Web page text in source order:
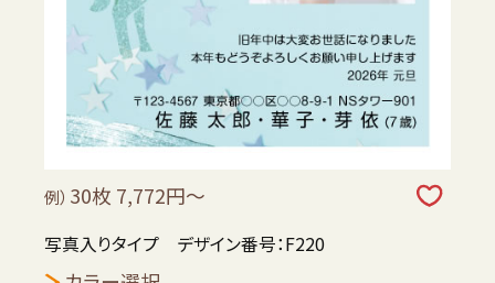
例） 30枚 7,772円～
写真入りタイプ デザイン番号：F220